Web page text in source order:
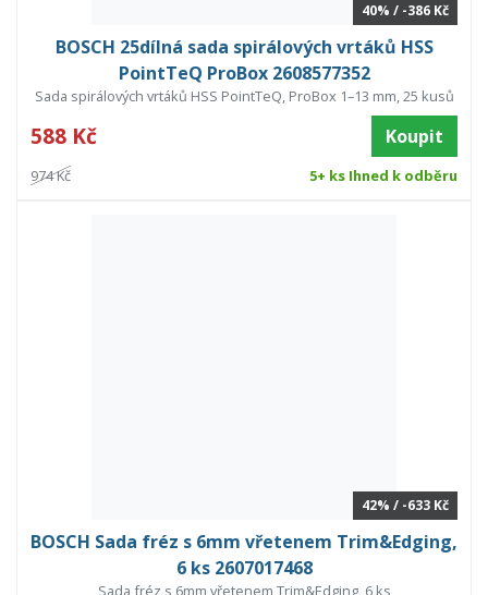
40% / -386 Kč
BOSCH 25dílná sada spirálových vrtáků HSS
PointTeQ ProBox 2608577352
Sada spirálových vrtáků HSS PointTeQ, ProBox 1–13 mm, 25 kusů
588 Kč Koupit
974 Kč 5+ ks Ihned k odběru
42% / -633 Kč
BOSCH Sada fréz s 6mm vřetenem Trim&Edging,
6 ks 2607017468
Sada fréz s 6mm vřetenem Trim&Edging, 6 ks